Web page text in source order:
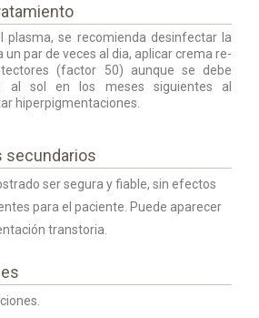
plasma, se recomienda desinfectar la
un par de veces al dia, aplicar crema re-
(factor 50) aunque se debe
al sol en los meses siguientes al
hiperpigmentaciones.
secundarios
ser segura y fiable, sin efectos
para el paciente. Puede aparecer
transtoria.